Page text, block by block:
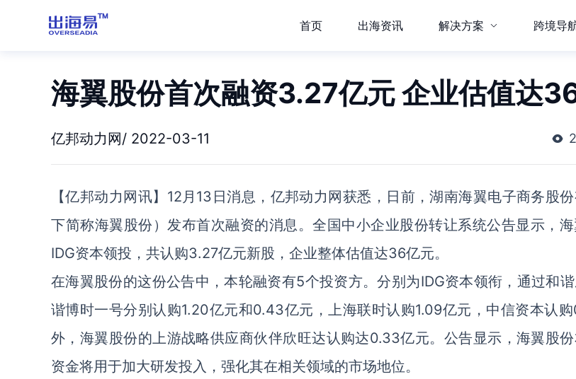
首页 出海资讯 解决方案 跨境导
海翼股份首次融资3.27亿元 企业估值达
亿邦动力网/ 2022-03-11
【亿邦动力网讯】12月13日消息，亿邦动力网获悉，日前，湖南海翼电子商务股
下简称海翼股份）发布首次融资的消息。全国中小企业股份转让系统公告显示，
IDG资本领投，共认购3.27亿元新股，企业整体估值达36亿元。
在海翼股份的这份公告中，本轮融资有5个投资方。分别为IDG资本领衔，通过和
谐博时一号分别认购1.20亿元和0.43亿元，上海联时认购1.09亿元，中信资本认
外，海翼股份的上游战略供应商伙伴欣旺达认购达0.33亿元。公告显示，海翼股
资金将用于加大研发投入，强化其在相关领域的市场地位。